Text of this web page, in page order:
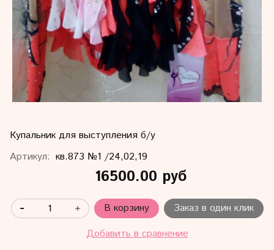
Купальник для выступления б/у
Артикул: кв.873 №1 /24,02,19
16500.00 руб
В корзину
Заказ в один клик
Добавить в сравнение